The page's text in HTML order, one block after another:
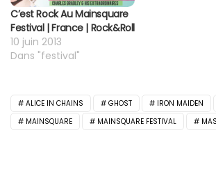
C’est Rock Au Mainsquare
Festival | France | Rock&Roll
10 juin 2013
Dans "festival"
ALICE IN CHAINS GHOST IRON MAIDEN
MAINSQUARE
MAINSQUARE FESTIVAL